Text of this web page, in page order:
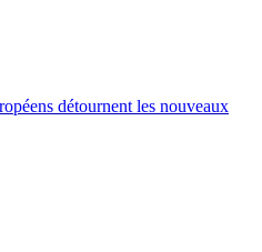
détournent les nouveaux